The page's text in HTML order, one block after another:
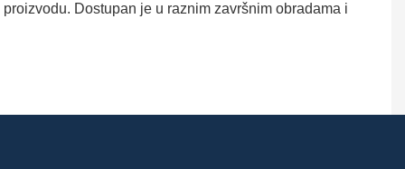
Dostupan je u raznim završnim obradama i